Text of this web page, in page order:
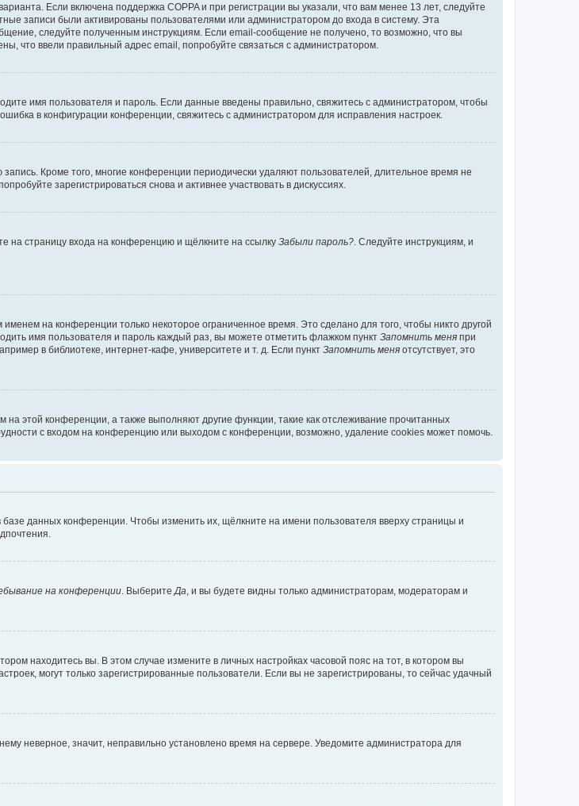
Если включена поддержка COPPA и при регистрации вы указали, что вам менее 13 лет, следуйте
записи были активированы пользователями или администратором до входа в систему. Эта
следуйте полученным инструкциям. Если email-сообщение не получено, то возможно, что вы
что ввели правильный адрес email, попробуйте связаться с администратором.
имя пользователя и пароль. Если данные введены правильно, свяжитесь с администратором, чтобы
в конфигурации конференции, свяжитесь с администратором для исправления настроек.
Кроме того, многие конференции периодически удаляют пользователей, длительное время не
зарегистрироваться снова и активнее участвовать в дискуссиях.
на страницу входа на конференцию и щёлкните на ссылку Забыли пароль? . Следуйте инструкциям, и
именем на конференции только некоторое ограниченное время. Это сделано для того, чтобы никто другой
имя пользователя и пароль каждый раз, вы можете отметить флажком пункт Запомнить меня при
в библиотеке, интернет-кафе, университете и т. д. Если пункт Запомнить меня отсутствует, это
этой конференции, а также выполняют другие функции, такие как отслеживание прочитанных
с входом на конференцию или выходом с конференции, возможно, удаление cookies может помочь.
данных конференции. Чтобы изменить их, щёлкните на имени пользователя вверху страницы и
на конференции . Выберите Да , и вы будете видны только администраторам, модераторам и
находитесь вы. В этом случае измените в личных настройках часовой пояс на тот, в котором вы
могут только зарегистрированные пользователи. Если вы не зарегистрированы, то сейчас удачный
неверное, значит, неправильно установлено время на сервере. Уведомите администратора для